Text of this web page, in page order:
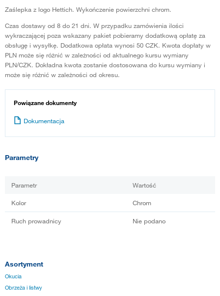
Zaślepka z logo Hettich. Wykończenie powierzchni chrom.
Czas dostawy od 8 do 21 dni. W przypadku zamówienia ilości
wykraczającej poza wskazany pakiet pobieramy dodatkową opłatę za
obsługę i wysyłkę. Dodatkowa opłata wynosi 50 CZK. Kwota dopłaty w
PLN może się różnić w zależności od aktualnego kursu wymiany
PLN/CZK. Dokładna kwota zostanie dostosowana do kursu wymiany i
może się różnić w zależności od okresu.
Powiązane dokumenty
Dokumentacja
Parametry
Parametr Wartość
Kolor Chrom
Ruch prowadnicy Nie podano
Asortyment
Okucia
Obrzeża i listwy